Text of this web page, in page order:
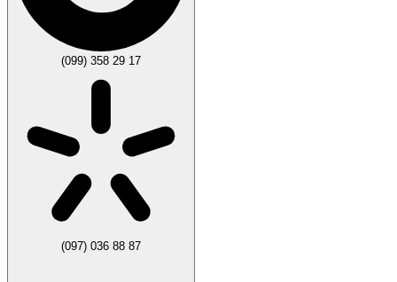
(099) 358 29 17
(097) 036 88 87